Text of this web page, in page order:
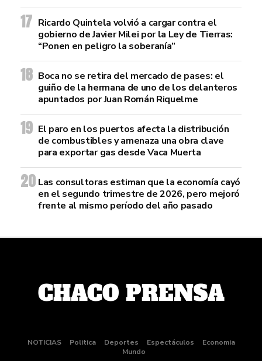
Ricardo Quintela volvió a cargar contra el
gobierno de Javier Milei por la Ley de Tierras:
“Ponen en peligro la soberanía”
Boca no se retira del mercado de pases: el
guiño de la hermana de uno de los delanteros
apuntados por Juan Román Riquelme
El paro en los puertos afecta la distribución
de combustibles y amenaza una obra clave
para exportar gas desde Vaca Muerta
Las consultoras estiman que la economía cayó
en el segundo trimestre de 2026, pero mejoró
frente al mismo período del año pasado
NOTICIAS Politica Deportes Espectáculos
Economia
Mundo